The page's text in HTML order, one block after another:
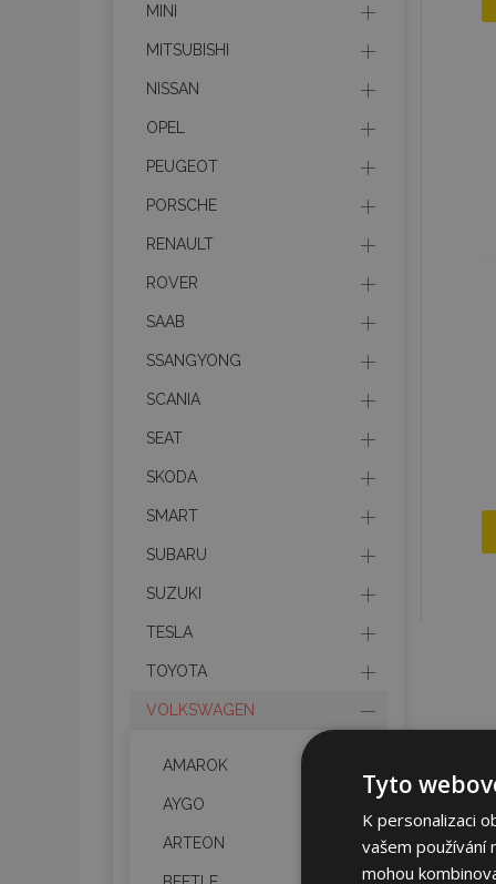
MINI
MITSUBISHI
NISSAN
OPEL
PEUGEOT
PORSCHE
RENAULT
ROVER
SAAB
SSANGYONG
SCANIA
SEAT
SKODA
SMART
SUBARU
SUZUKI
TESLA
TOYOTA
VOLKSWAGEN
AMAROK
AYGO
ARTEON
Tyto
K personalizaci
vašem používání
mohou